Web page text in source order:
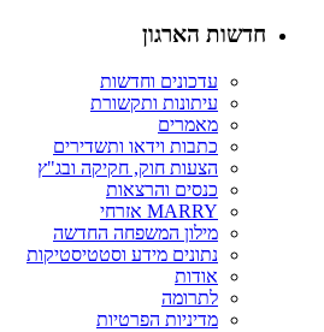
חדשות הארגון
עדכונים וחדשות
עיתונות ותקשורת
מאמרים
כתבות וידאו ותשדירים
הצעות חוק, חקיקה ובג"ץ
כנסים והרצאות
MARRY אזרחי
מילון המשפחה החדשה
נתונים מידע וסטטיסטיקות
אודות
לתרומה
מדיניות הפרטיות